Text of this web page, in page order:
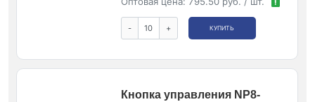
!
- + КУПИТЬ
Кнопка управления NP8-